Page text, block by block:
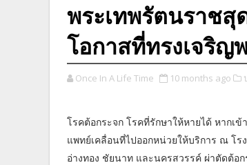
พระเทพรัตนราชสุ
โอกาสที่ทรงเจริญ
Once In A Life Time 10 months ago
โรคต้อกระจก โรคที่รักษาให้หายได้ หากเ
แพทย์เคลื่อนที่ไปออกหน่วยให้บริการ ณ โ
อ่างทอง ชัยนาท และนครสวรรค์ ผ่าตัดต้อก